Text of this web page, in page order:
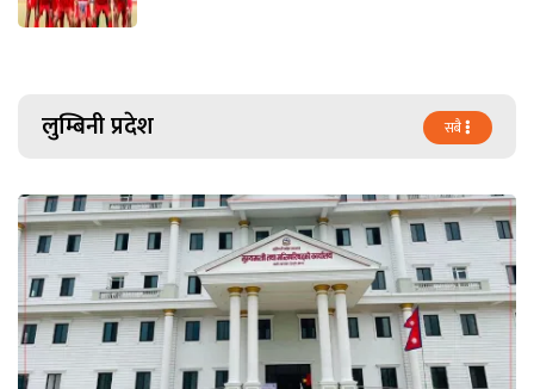
लुम्बिनी प्रदेश सबै